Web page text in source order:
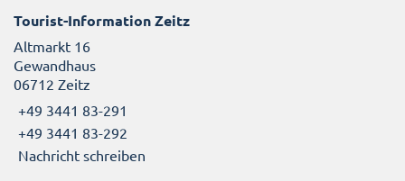
Tourist-Information Zeitz
Altmarkt 16
Gewandhaus
06712 Zeitz
+49 3441 83-291
+49 3441 83-292
Nachricht schreiben